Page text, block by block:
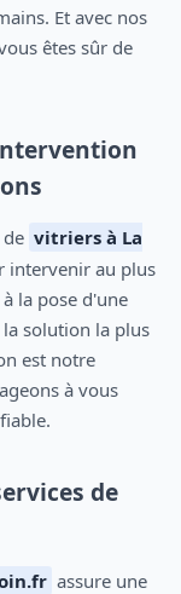
Et avec nos
êtes sûr de
vitriers à La
au plus
la pose d'une
solution la plus
est notre
à vous
de
assure une